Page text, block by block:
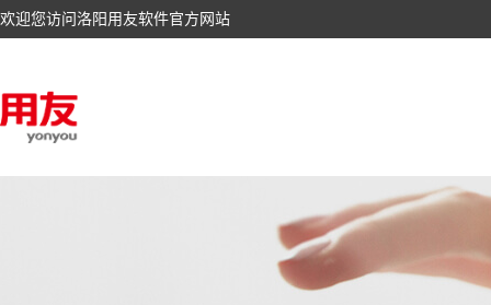
欢迎您访问洛阳用友软件官方网站